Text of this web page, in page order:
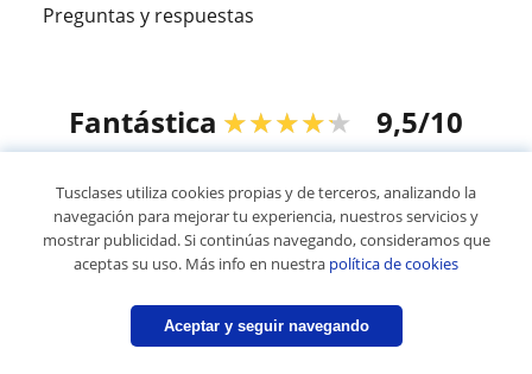
Preguntas y respuestas
Fantástica ★★★★★ 9,5/10
© 2007 - 2026 Tusclases.co
Mapa web:Profesores particulares
Tusclases utiliza cookies propias y de terceros, analizando la
navegación para mejorar tu experiencia, nuestros servicios y
mostrar publicidad. Si continúas navegando, consideramos que
aceptas su uso. Más info en nuestra política de cookies
Aceptar y seguir navegando